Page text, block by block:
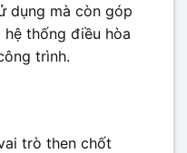
dụng mà còn góp
thống điều hòa
trình.
trò then chốt